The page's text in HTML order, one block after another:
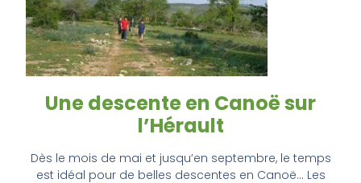
Une descente en Canoë sur
l’Hérault
Dès le mois de mai et jusqu’en septembre, le temps
est idéal pour de belles descentes en Canoë… Les